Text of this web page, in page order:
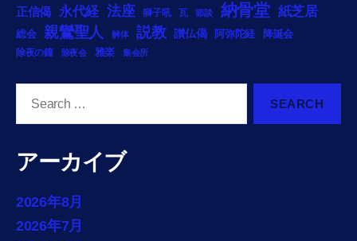
正信偈 永代経 法座 獅子吼 瓦 節談 納骨堂 紙芝居
総会 親鸞聖人 解体 説教 讃仏偈 阿弥陀経 降誕会
除夜の鐘 除夜会 雅楽 集会所
アーカイブ
2026年8月
2026年7月